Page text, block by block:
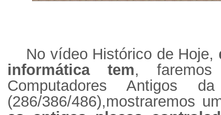
No vídeo Histórico de Hoje,
informática tem,
Computadores
(286/386/486),mostraremos